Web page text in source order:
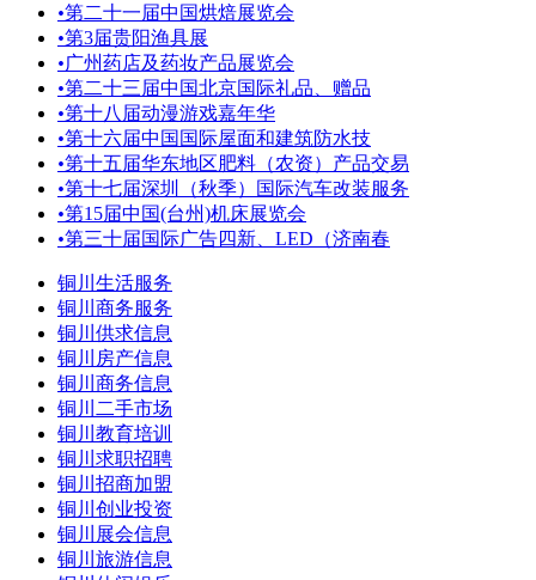
•第二十一届中国烘焙展览会
•第3届贵阳渔具展
•广州药店及药妆产品展览会
•第二十三届中国北京国际礼品、赠品
•第十八届动漫游戏嘉年华
•第十六届中国国际屋面和建筑防水技
•第十五届华东地区肥料（农资）产品交易
•第十七届深圳（秋季）国际汽车改装服务
•第15届中国(台州)机床展览会
•第三十届国际广告四新、LED（济南春
铜川生活服务
铜川商务服务
铜川供求信息
铜川房产信息
铜川商务信息
铜川二手市场
铜川教育培训
铜川求职招聘
铜川招商加盟
铜川创业投资
铜川展会信息
铜川旅游信息